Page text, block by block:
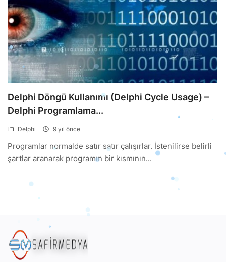
Delphi Döngü Kullanımı (Delphi Cycle Usage) –
Delphi Programlama...
Delphi 9 yıl önce
Programlar normalde satır satır çalışırlar. İstenilirse belirli
şartlar aranarak programın bir kısmının...